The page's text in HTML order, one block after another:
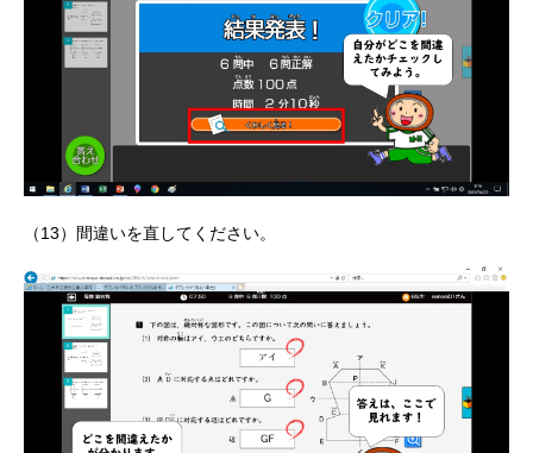
（13）間違いを直してください。